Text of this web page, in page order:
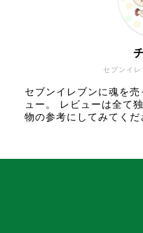
セブンイ
セブンイレブンに魂を
ュー。 レビューは全て
物の参考にしてみてくだ